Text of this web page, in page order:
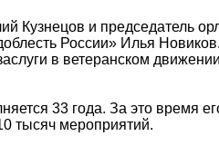
Кузнецов и председатель
России» Илья
в ветеранском
33 года. За это время
тысяч мероприятий.